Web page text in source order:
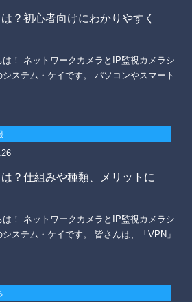
？初心者向けにわかりやすく
は！ ネットワークカメラとIP監視カメラシ
システム・ケイです。 パソコンやスマート
？仕組みや種類、メリットに
は！ ネットワークカメラとIP監視カメラシ
システム・ケイです。 皆さんは、「VPN」